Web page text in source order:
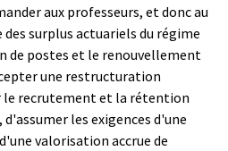
aux professeurs, et donc au
surplus actuariels du régime
de postes et le renouvellement
une restructuration
recrutement et la rétention
les exigences d'une
valorisation accrue de